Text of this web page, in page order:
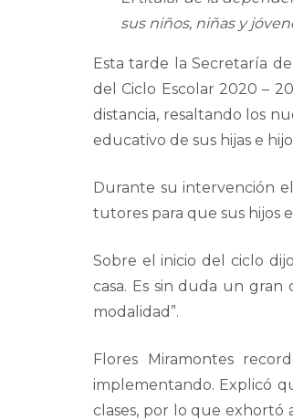
sus niños, niñas y
Esta tarde la Secretaría
del Ciclo Escolar 2020 –
distancia, resaltando los
educativo de sus hijas e
Durante su intervención
tutores para que sus hijos
Sobre el inicio del ciclo
casa. Es sin duda un gran
modalidad”.
Flores Miramontes
implementando. Explicó
clases, por lo que exhortó